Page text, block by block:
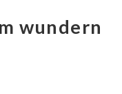
wundern